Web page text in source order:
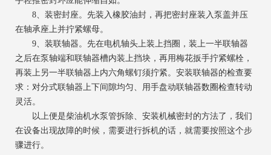
8、装密封座。先装入橡胶油封，再把密封座装入泵盖并压
在轴承座上并拧紧螺母。
9、装联轴器。先在电机轴头上装上挡圈，装上一半联轴器
之后在泵轴端和联轴器槽内装上挡块，再用梅花扳手拧紧螺栓，
再装上另一半联轴器上内六角螺钉须拧紧。安装联轴器的检查要
求：对分式联轴器上下间隙均匀、用手盘动联轴器数圈检查转动
灵活。
以上便是柴油机水泵管拆除、安装机械密封的方法了，我们
在设备出现故障的时候，需要进行拆机的话，就需要按照这个步
骤进行。